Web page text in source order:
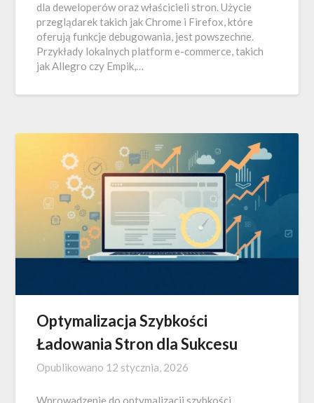
dla deweloperów oraz właścicieli stron. Użycie
przeglądarek takich jak Chrome i Firefox, które
oferują funkcje debugowania, jest powszechne.
Przykłady lokalnych platform e-commerce, takich
jak Allegro czy Empik,…
Optymalizacja Szybkości
Ładowania Stron dla Sukcesu
Opublikowano 12 stycznia, 2026
Wprowadzenie do optymalizacji szybkości